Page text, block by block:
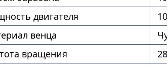
двигателя
венца
вращения